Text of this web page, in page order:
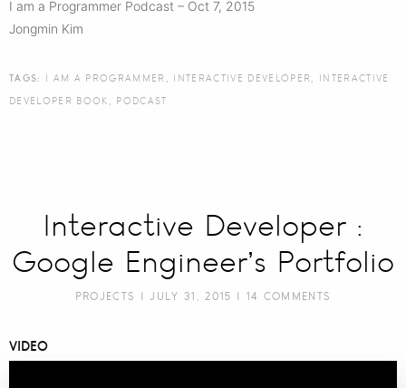
I am a Programmer Podcast – Oct 7, 2015
Jongmin Kim
TAGS: I AM A PROGRAMMER INTERACTIVE DEVELOPER INTERACTIVE
DEVELOPER BOOK PODCAST
Interactive Developer :
Google Engineer’s Portfolio
PROJECTS | JULY 31, 2015 | 14 COMMENTS
VIDEO